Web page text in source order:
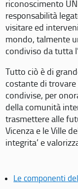
riconoscimento
responsabilità
visitare ed
mondo, talmente
condiviso da tutta
Tutto ciò è di
costante di
condivise, per
della comunità
trasmettere alle
Vicenza e le Ville
integrita’ e
Le componenti